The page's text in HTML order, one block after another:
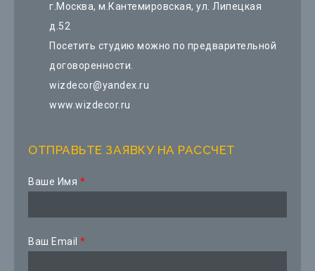
г.Москва, м.Кантемировская, ул. Липецкая
д.52
Посетить студию можно по предварительной
договоренности.
wizdecor@yandex.ru
www.wizdecor.ru
ОТПРАВЬТЕ ЗАЯВКУ НА РАССЧЕТ
Ваше Имя *
Ваш Email *